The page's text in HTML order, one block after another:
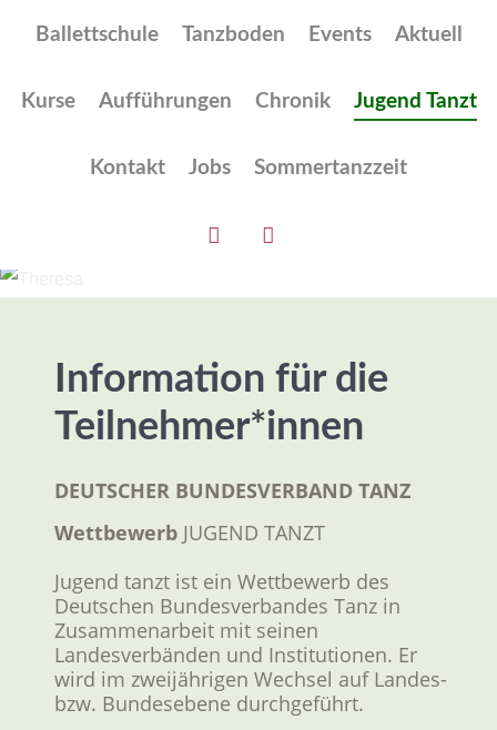
Ballettschule Tanzboden Events Aktuell
Kurse Aufführungen Chronik Jugend Tanzt
Kontakt Jobs Sommertanzzeit
Information für die
Teilnehmer*innen
DEUTSCHER BUNDESVERBAND TANZ
Wettbewerb JUGEND TANZT
Jugend tanzt ist ein Wettbewerb des
Deutschen Bundesverbandes Tanz in
Zusammenarbeit mit seinen
Landesverbänden und Institutionen. Er
wird im zweijährigen Wechsel auf Landes-
bzw. Bundesebene durchgeführt.